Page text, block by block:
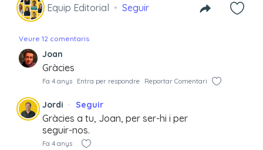
Equip Editorial Seguir
Veure 12 comentaris
Joan
Gràcies
Fa 4 anys Entra per respondre Reportar Comentari
Jordi Seguir
Gràcies a tu, Joan, per ser-hi i per
seguir-nos.
Fa 4 anys